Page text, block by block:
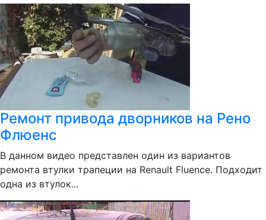
Ремонт привода дворников на Рено
Флюенс
В данном видео представлен один из вариантов
ремонта втулки трапеции на Renault Fluence. Подходит
одна из втулок...